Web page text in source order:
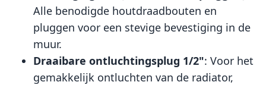
Alle benodigde houtdraadbouten en
pluggen voor een stevige bevestiging in de
muur.
Draaibare ontluchtingsplug 1/2": Voor het
gemakkelijk ontluchten van de radiator,